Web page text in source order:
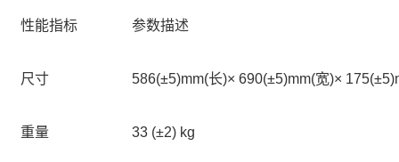
性能指标 参数描述
尺寸 586(±5)mm(长)× 690(±5)mm(宽)×
重量 33 (±2) kg